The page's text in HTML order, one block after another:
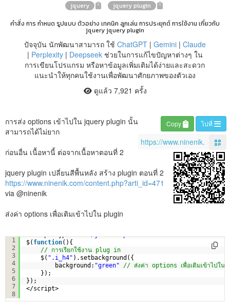
jquery
jquery plugin
คำสั่ง การ กำหนด รูปแบบ ตัวอย่าง เทคนิค ลูกเล่น การประยุกต์ การใช้งาน เกี่ยวกับ
jquery jquery plugin
ปัจจุบัน นักพัฒนาสามารถ ใช้ ChatGPT| Gemini| Claude
| Perplexity| Deepseekช่วยในการแก้ไขปัญหาต่างๆ ใน
การเขียนโปรแกรม หรือหาข้อมูลเพิ่มเติมได้ง่ายและสะดวก
แนะนำให้ทุกคนใช้งานเพื่อพัฒนาศักยภาพของตัวเอง
ดูแล้ว 7,921 ครั้ง
ไปที่
Copy
การส่ง options เข้าไปใน jquery plugin นั้น
สามารถได้ไม่ยาก
ก่อนอื่น เนื้อหานี้ ต่อจากเนื้อหาตอนที่ 2
jquery plugin เปลี่ยนสีพื้นหลัง สร้าง plugin ตอนที่ 2
https://www.ninenik.com/content.php?arti_id=471
via @ninenik
ส่งค่า options เพื่อเติมเข้าไปใน plugin
1
2
3
4
5
6
7
8
$( function(){
// การเรียกใช้งาน plug in
$( ".i_h4" ).setbackground({
background: "green"
// ส่งค่า options เพื่อเติมเข้าไปใน
});
});
</script>